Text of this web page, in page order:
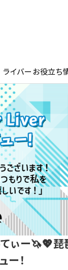
ライバーお役立ち
てぃー🦄💖
ー！